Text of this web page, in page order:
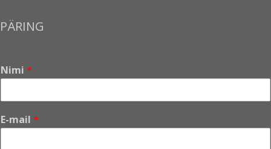
PÄRING
Nimi *
E-mail *